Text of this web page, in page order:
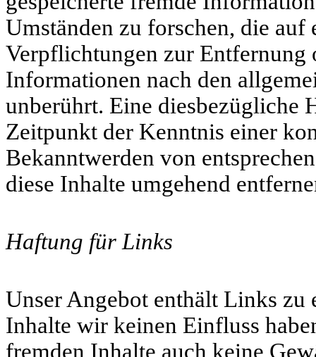
Umständen zu forschen, die
Verpflichtungen zur Entfernung
Informationen nach den
unberührt. Eine diesbezügliche
Zeitpunkt der Kenntnis einer
Bekanntwerden von
diese Inhalte umgehend
Haftung für Links
Unser Angebot enthält Links zu
Inhalte wir keinen Einfluss
fremden Inhalte auch keine